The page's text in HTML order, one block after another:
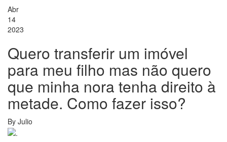
Abr
14
2023
Quero transferir um imóvel
para meu filho mas não quero
que minha nora tenha direito à
metade. Como fazer isso?
By Julio